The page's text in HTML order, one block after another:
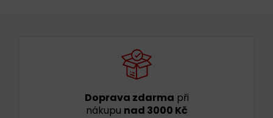
Doprava zdarma při
nákupu nad 3000 Kč